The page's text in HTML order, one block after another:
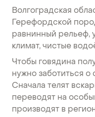
Волгоградская
Герефордской
равнинный рельеф,
климат, чистые
Чтобы говядина
нужно заботиться о
Сначала телят
переводят на
производят в